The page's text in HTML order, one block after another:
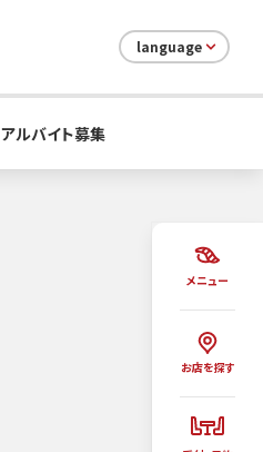
メニュー
お店を探す
language
アルバイト募集